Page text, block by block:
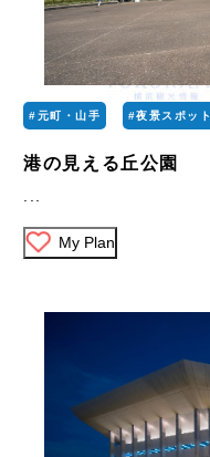
#元町・山手 #夜景スポット
港の見える丘公園
My Plan